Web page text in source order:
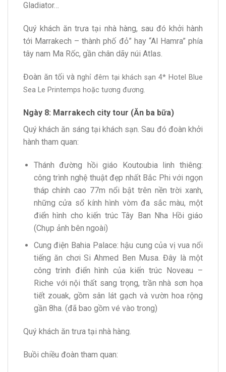
Gladiator…
Quý khách ăn trưa tại nhà hàng, sau đó khởi hành
tới Marrakech – thành phố đỏ” hay “Al Hamra” phía
tây nam Ma Rốc, gần chân dãy núi Atlas.
Đoàn ăn tối và nghỉ đêm tại khách sạn 4* Hotel Blue
Sea Le Printemps hoặc tương đương.
Ngày 8: Marrakech city tour (Ăn ba bữa)
Quý khách ăn sáng tại khách sạn. Sau đó đoàn khởi
hành tham quan:
Thánh đường hồi giáo Koutoubia linh thiêng:
công trình nghệ thuật đẹp nhất Bắc Phi với ngọn
tháp chính cao 77m nổi bật trên nền trời xanh,
những cửa sổ kính hình vòm đa sắc màu, một
điển hình cho kiến trúc Tây Ban Nha Hồi giáo
(Chụp ảnh bên ngoài)
Cung điện Bahia Palace: hậu cung của vị vua nổi
tiếng ăn chơi Si Ahmed Ben Musa. Đây là một
công trình điển hình của kiến trúc Noveau –
Riche với nội thất sang trọng, trần nhà sơn họa
tiết zouak, gồm sân lát gạch và vườn hoa rộng
gần 8ha. (đã bao gồm vé vào trong)
Quý khách ăn trưa tại nhà hàng.
Buồi chiều đoàn tham quan: